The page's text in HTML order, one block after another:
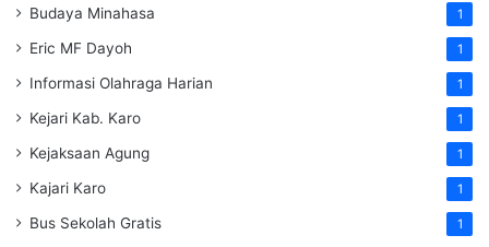
Budaya Minahasa 1
Eric MF Dayoh 1
Informasi Olahraga Harian 1
Kejari Kab. Karo 1
Kejaksaan Agung 1
Kajari Karo 1
Bus Sekolah Gratis 1